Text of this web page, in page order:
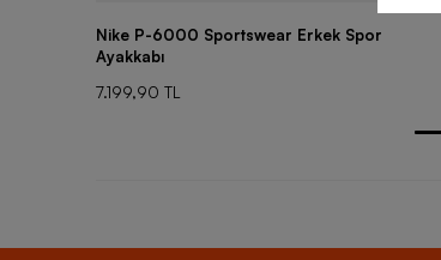
Nike P-6000 Sportswear Erkek Spor
Ayakkabı
7.199,90 TL